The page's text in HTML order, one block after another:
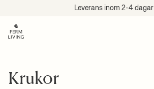
Leverans inom 2-4 dagar
Krukor